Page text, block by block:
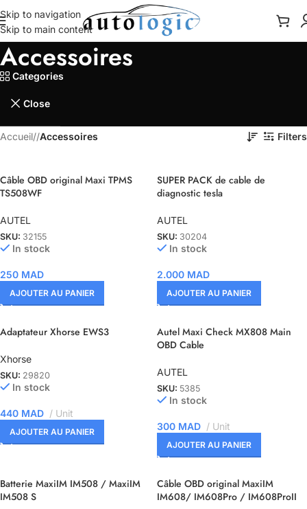
Skip to navigation
Skip to main content
Accessoires
Categories
Close
Accueil/ Accessoires Filters
Câble OBD original Maxi TPMS
TS508WF
AUTEL
SKU: 32155
In stock
250 MAD
AJOUTER AU PANIER
SUPER PACK de cable de
diagnostic tesla
AUTEL
SKU: 30204
In stock
2.000 MAD
AJOUTER AU PANIER
Adaptateur Xhorse EWS3
Xhorse
SKU: 29820
In stock
440 MAD Unit
AJOUTER AU PANIER
Autel Maxi Check MX808 Main
OBD Cable
AUTEL
SKU: 5385
In stock
300 MAD Unit
AJOUTER AU PANIER
Batterie MaxiIM IM508 / MaxiIM
IM508 S
Câble OBD original MaxiIM
IM608/ IM608Pro / IM608ProII